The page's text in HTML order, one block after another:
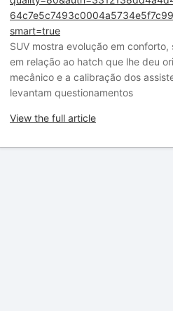
SUV mostra evolução em
em relação ao hatch que lhe deu
mecânico e a calibração dos
levantam questionamentos
View the full article